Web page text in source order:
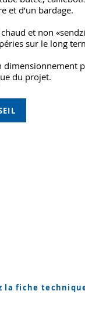
et d’un bardage.
et non
sur le long
dimensionnement
du projet.
la fiche